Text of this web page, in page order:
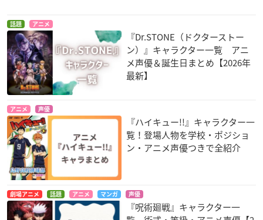
話題 アニメ
『Dr.STONE（ドクターストー
ン）』キャラクター一覧 アニ
メ声優＆誕生日まとめ【2026年
最新】
アニメ 声優
『ハイキュー!!』キャラクター一
覧！登場人物を学校・ポジショ
ン・アニメ声優つきで全紹介
劇場アニメ 話題 アニメ マンガ 声優
『呪術廻戦』キャラクター一